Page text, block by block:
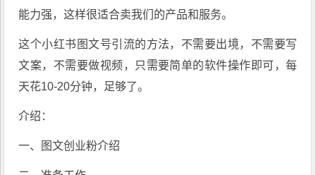
能力强，这样很适合卖我们的产品和服务。
这个小红书图文号引流的方法，不需要出境，不需要写
文案，不需要做视频，只需要简单的软件操作即可，每
天花10-20分钟，足够了。
介绍：
一、图文创业粉介绍